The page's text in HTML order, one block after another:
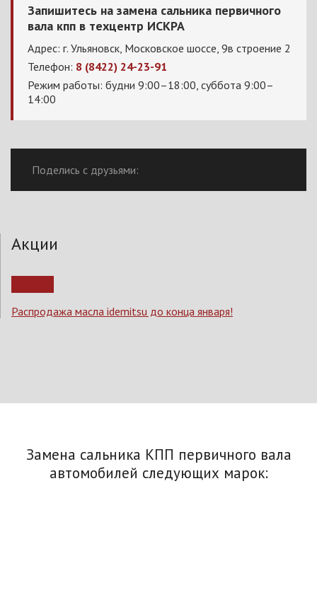
Запишитесь на замена сальника первичного
вала кпп в техцентр ИСКРА
Адрес: г. Ульяновск, Московское шоссе, 9в строение 2
Телефон: 8 (8422) 24-23-91
Режим работы: будни 9:00–18:00, суббота 9:00–
14:00
Поделись с друзьями:
Акции
Распродажа масла idemitsu до конца января!
Замена сальника КПП первичного вала
автомобилей следующих марок: